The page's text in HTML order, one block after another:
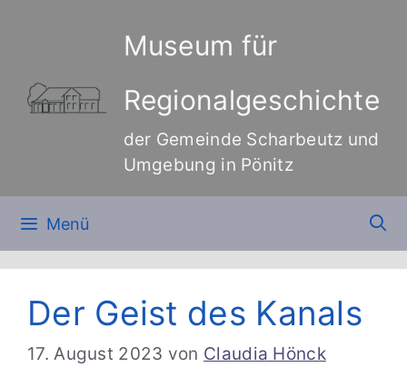
Museum für
Regionalgeschichte
der Gemeinde Scharbeutz und
Umgebung in Pönitz
Menü
Der Geist des Kanals
17. August 2023 von Claudia Hönck